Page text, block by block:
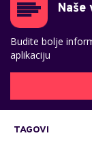
Budite bolje
aplikaciju
TAGOVI